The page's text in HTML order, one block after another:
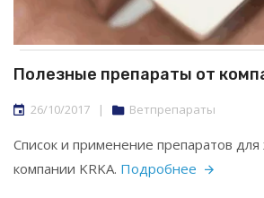
Полезные препараты от
26/10/2017 | Ветпрепараты
Список и применение препаратов
компании KRKA. Подробнее